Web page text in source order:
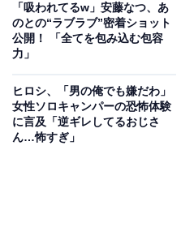
「吸われてるw」安藤なつ、あ
のとの“ラブラブ”密着ショット
公開！ 「全てを包み込む包容
力」
ヒロシ、「男の俺でも嫌だわ」
女性ソロキャンパーの恐怖体験
に言及「逆ギレしてるおじさ
ん…怖すぎ」